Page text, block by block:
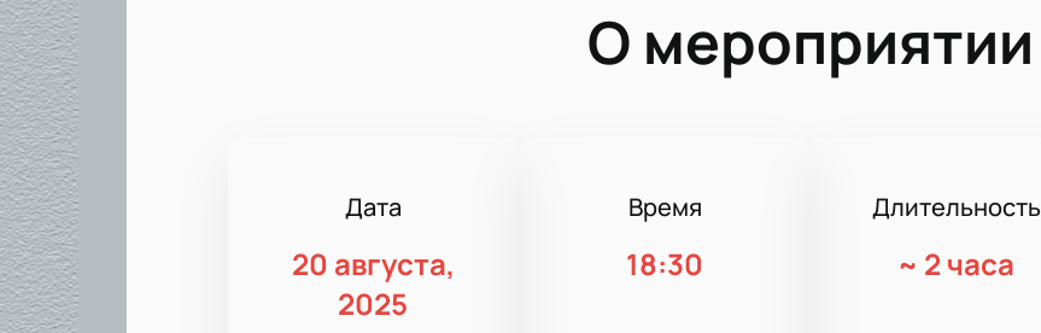
О мероприятии
Дата
20 августа,
2025
Время
18:30
Длительность
~ 2 часа